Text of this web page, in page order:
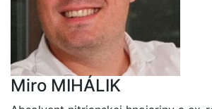
Miro MIHÁLIK